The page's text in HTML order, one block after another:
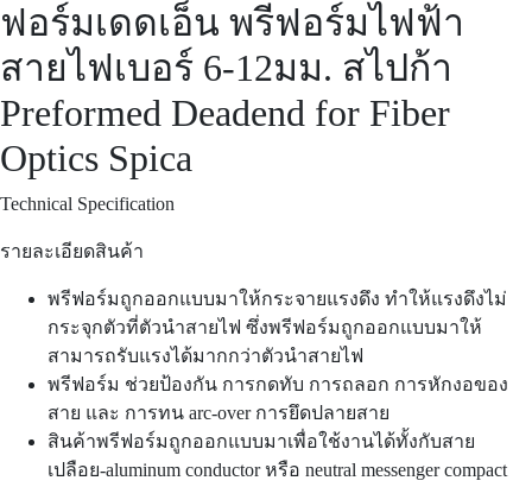
ฟอร์มเดดเอ็น พรีฟอร์มไฟฟ้า
สายไฟเบอร์ 6-12มม. สไปก้า
Preformed Deadend for Fiber
Optics Spica
Technical Specification
รายละเอียดสินค้า
พรีฟอร์มถูกออกแบบมาให้กระจายแรงดึง ทำให้แรงดึงไม่
กระจุกตัวที่ตัวนำสายไฟ ซึ่งพรีฟอร์มถูกออกแบบมาให้
สามารถรับแรงได้มากกว่าตัวนำสายไฟ
พรีฟอร์ม ช่วยป้องกัน การกดทับ การถลอก การหักงอของ
สาย และ การทน arc-over การยึดปลายสาย
สินค้าพรีฟอร์มถูกออกแบบมาเพื่อใช้งานได้ทั้งกับสาย
เปลือย-aluminum conductor หรือ neutral messenger compact